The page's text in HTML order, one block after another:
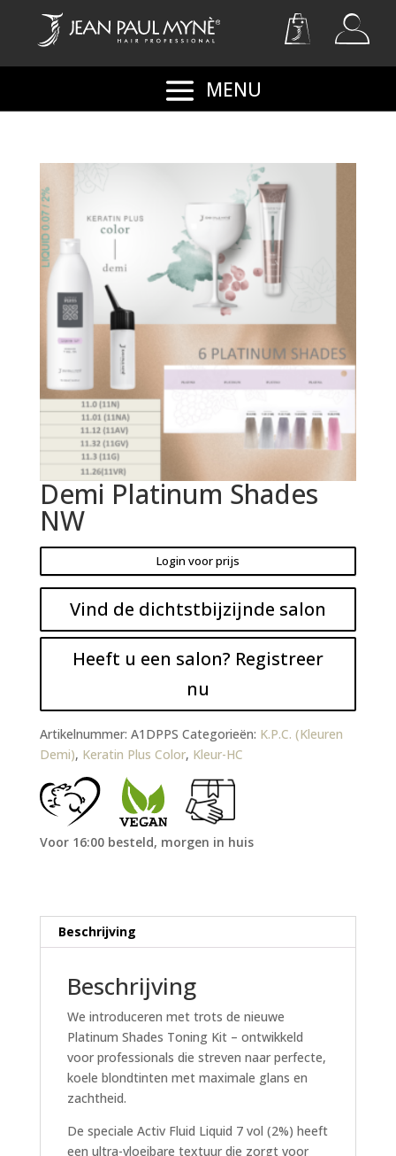
Demi Platinum Shades
NW
Login voor prijs
Vind de dichtstbijzijnde salon
Heeft u een salon? Registreer
nu
Artikelnummer: A1DPPS Categorieën: K.P.C. (Kleuren
Demi), Keratin Plus Color, Kleur-HC
Voor 16:00 besteld, morgen in huis
Beschrijving
Beschrijving
We introduceren met trots de nieuwe
Platinum Shades Toning Kit – ontwikkeld
voor professionals die streven naar perfecte,
koele blondtinten met maximale glans en
zachtheid.
De speciale Activ Fluid Liquid 7 vol (2%) heeft
een ultra-vloeibare textuur die zorgt voor